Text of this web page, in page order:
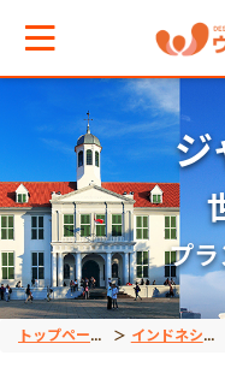
トップページ インドネシア
ジ
プ
メインメニューへ戻る
マから現地ツアーを探
メインメニューへ戻る
アからお役立ち情報を